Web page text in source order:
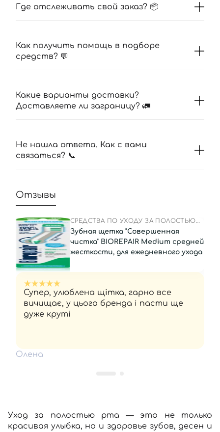
Где отслеживать свой заказ? 📦
Как получить помощь в подборе
средств? 💬
Какие варианты доставки?
Доставляете ли заграницу? 🚛
Не нашла ответа. Как с вами
связаться? 📞
Отзывы
СРЕДСТВА ПО УХОДУ ЗА ПОЛОСТЬЮ
РТА
Зубная щетка "Совершенная
чистка" BIOREPAIR Medium средней
жесткости, для ежедневного ухода
Супер, улюблена щітка, гарно все
вичищає, у цього бренда і пасти ще
дуже круті
Олена
Уход за полостью рта — это не только
красивая улыбка, но и здоровье зубов, десен и